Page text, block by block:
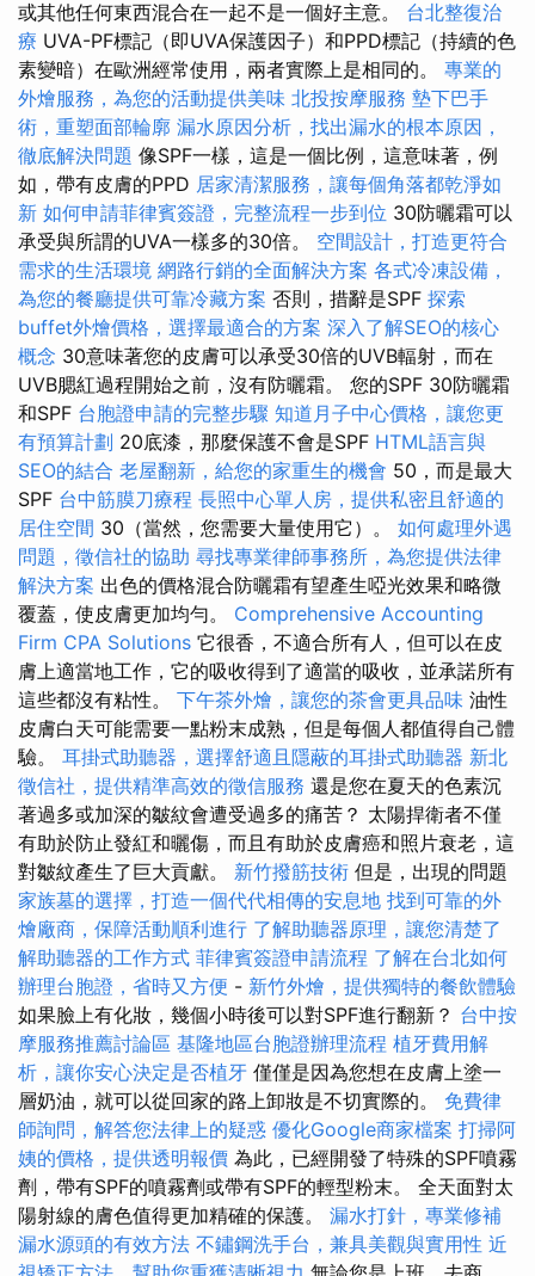
或其他任何東西混合在一起不是一個好主意。 台北整復治
療 UVA-PF標記（即UVA保護因子）和PPD標記（持續的色
素變暗）在歐洲經常使用，兩者實際上是相同的。 專業的
外燴服務，為您的活動提供美味 北投按摩服務 墊下巴手
術，重塑面部輪廓 漏水原因分析，找出漏水的根本原因，
徹底解決問題 像SPF一樣，這是一個比例，這意味著，例
如，帶有皮膚的PPD 居家清潔服務，讓每個角落都乾淨如
新 如何申請菲律賓簽證，完整流程一步到位 30防曬霜可以
承受與所謂的UVA一樣多的30倍​​。 空間設計，打造更符合
需求的生活環境 網路行銷的全面解決方案 各式冷凍設備，
為您的餐廳提供可靠冷藏方案 否則，措辭是SPF 探索
buffet外燴價格，選擇最適合的方案 深入了解SEO的核心
概念 30意味著您的皮膚可以承受30倍的UVB輻射，而在
UVB腮紅過程開始之前，沒有防曬霜。 您的SPF 30防曬霜
和SPF 台胞證申請的完整步驟 知道月子中心價格，讓您更
有預算計劃 20底漆，那麼保護不會是SPF HTML語言與
SEO的結合 老屋翻新，給您的家重生的機會 50，而是最大
SPF 台中筋膜刀療程 長照中心單人房，提供私密且舒適的
居住空間 30（當然，您需要大量使用它）。 如何處理外遇
問題，徵信社的協助 尋找專業律師事務所，為您提供法律
解決方案 出色的價格混合防曬霜有望產生啞光效果和略微
覆蓋，使皮膚更加均勻。 Comprehensive Accounting
Firm CPA Solutions 它很香，不適合所有人，但可以在皮
膚上適當地工作，它的吸收得到了適當的吸收，並承諾所有
這些都沒有粘性。 下午茶外燴，讓您的茶會更具品味 油性
皮膚白天可能需要一點粉末成熟，但是每個人都值得自己體
驗。 耳掛式助聽器，選擇舒適且隱蔽的耳掛式助聽器 新北
徵信社，提供精準高效的徵信服務 還是您在夏天的色素沉
著過多或加深的皺紋會遭受過多的痛苦？ 太陽捍衛者不僅
有助於防止發紅和曬傷，而且有助於皮膚癌和照片衰老，這
對皺紋產生了巨大貢獻。 新竹撥筋技術 但是，出現的問題
家族墓的選擇，打造一個代代相傳的安息地 找到可靠的外
燴廠商，保障活動順利進行 了解助聽器原理，讓您清楚了
解助聽器的工作方式 菲律賓簽證申請流程 了解在台北如何
辦理台胞證，省時又方便 - 新竹外燴，提供獨特的餐飲體驗
如果臉上有化妝，幾個小時後可以對SPF進行翻新？ 台中按
摩服務推薦討論區 基隆地區台胞證辦理流程 植牙費用解
析，讓你安心決定是否植牙 僅僅是因為您想在皮膚上塗一
層奶油，就可以從回家的路上卸妝是不切實際的。 免費律
師詢問，解答您法律上的疑惑 優化Google商家檔案 打掃阿
姨的價格，提供透明報價 為此，已經開發了特殊的SPF噴霧
劑，帶有SPF的噴霧劑或帶有SPF的輕型粉末。 全天面對太
陽射線的膚色值得更加精確的保護。 漏水打針，專業修補
漏水源頭的有效方法 不鏽鋼洗手台，兼具美觀與實用性 近